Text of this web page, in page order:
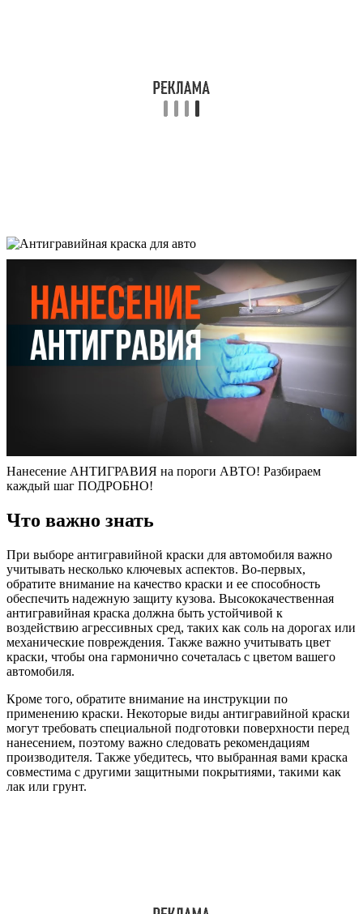
Нанесение АНТИГРАВИЯ на пороги АВТО! Разбираем
каждый шаг ПОДРОБНО!
Что важно знать
При выборе антигравийной краски для автомобиля важно
учитывать несколько ключевых аспектов. Во-первых,
обратите внимание на качество краски и ее способность
обеспечить надежную защиту кузова. Высококачественная
антигравийная краска должна быть устойчивой к
воздействию агрессивных сред, таких как соль на дорогах или
механические повреждения. Также важно учитывать цвет
краски, чтобы она гармонично сочеталась с цветом вашего
автомобиля.
Кроме того, обратите внимание на инструкции по
применению краски. Некоторые виды антигравийной краски
могут требовать специальной подготовки поверхности перед
нанесением, поэтому важно следовать рекомендациям
производителя. Также убедитесь, что выбранная вами краска
совместима с другими защитными покрытиями, такими как
лак или грунт.